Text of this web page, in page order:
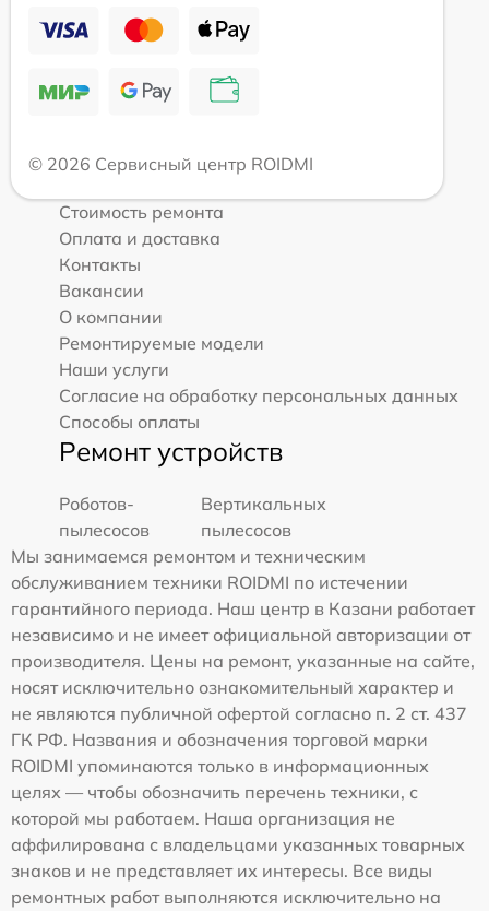
© 2026 Сервисный центр ROIDMI
Стоимость ремонта
Оплата и доставка
Контакты
Вакансии
О компании
Ремонтируемые модели
Наши услуги
Согласие на обработку персональных данных
Способы оплаты
Ремонт устройств
Роботов-
пылесосов
Вертикальных
пылесосов
Мы занимаемся ремонтом и техническим
обслуживанием техники ROIDMI по истечении
гарантийного периода. Наш центр в Казани работает
независимо и не имеет официальной авторизации от
производителя. Цены на ремонт, указанные на сайте,
носят исключительно ознакомительный характер и
не являются публичной офертой согласно п. 2 ст. 437
ГК РФ. Названия и обозначения торговой марки
ROIDMI упоминаются только в информационных
целях — чтобы обозначить перечень техники, с
которой мы работаем. Наша организация не
аффилирована с владельцами указанных товарных
знаков и не представляет их интересы. Все виды
ремонтных работ выполняются исключительно на